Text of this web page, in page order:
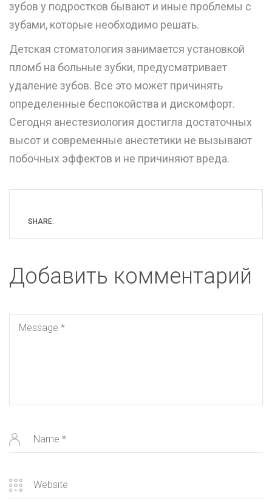
зубов у подростков бывают и иные проблемы с
зубами, которые необходимо решать.
Детская стоматология занимается установкой
пломб на больные зубки, предусматривает
удаление зубов. Все это может причинять
определенные беспокойства и дискомфорт.
Сегодня анестезиология достигла достаточных
высот и современные анестетики не вызывают
побочных эффектов и не причиняют вреда.
SHARE:
Добавить комментарий